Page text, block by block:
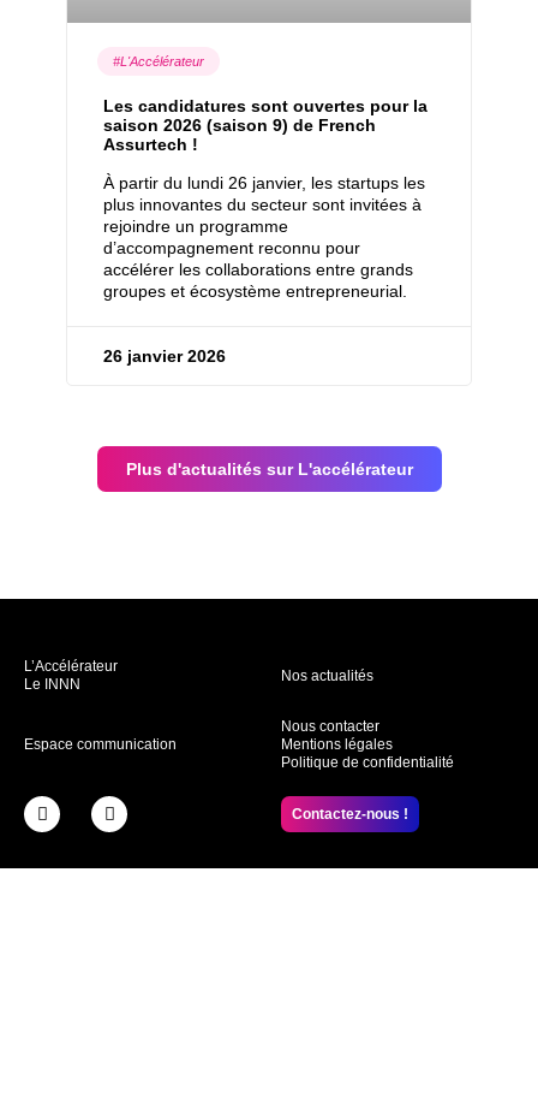
#L'Accélérateur
Les candidatures sont ouvertes pour la
saison 2026 (saison 9) de French
Assurtech !
À partir du lundi 26 janvier, les startups les
plus innovantes du secteur sont invitées à
rejoindre un programme
d’accompagnement reconnu pour
accélérer les collaborations entre grands
groupes et écosystème entrepreneurial.
26 janvier 2026
Plus d'actualités sur L'accélérateur
L’Accélérateur
Le INNN
Nos actualités
Espace communication
Nous contacter
Mentions légales
Politique de confidentialité
Contactez-nous !